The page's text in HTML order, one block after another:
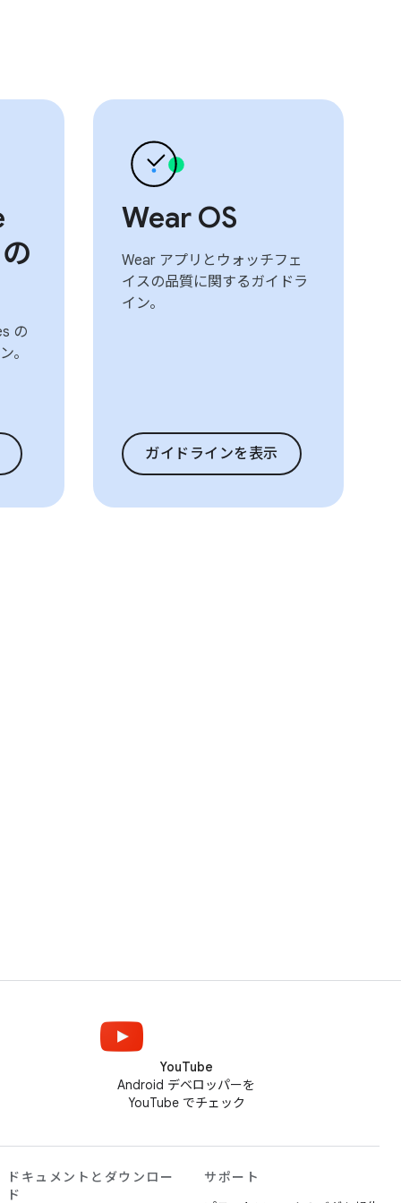
の
。
Wear OS
Wear アプリとウォッチフェ
イスの品質に関するガイドラ
イン。
ガイドラインを表示
YouTube
Android デベロッパーを
YouTube でチェック
ドキュメントとダウンロー
ド
サポート